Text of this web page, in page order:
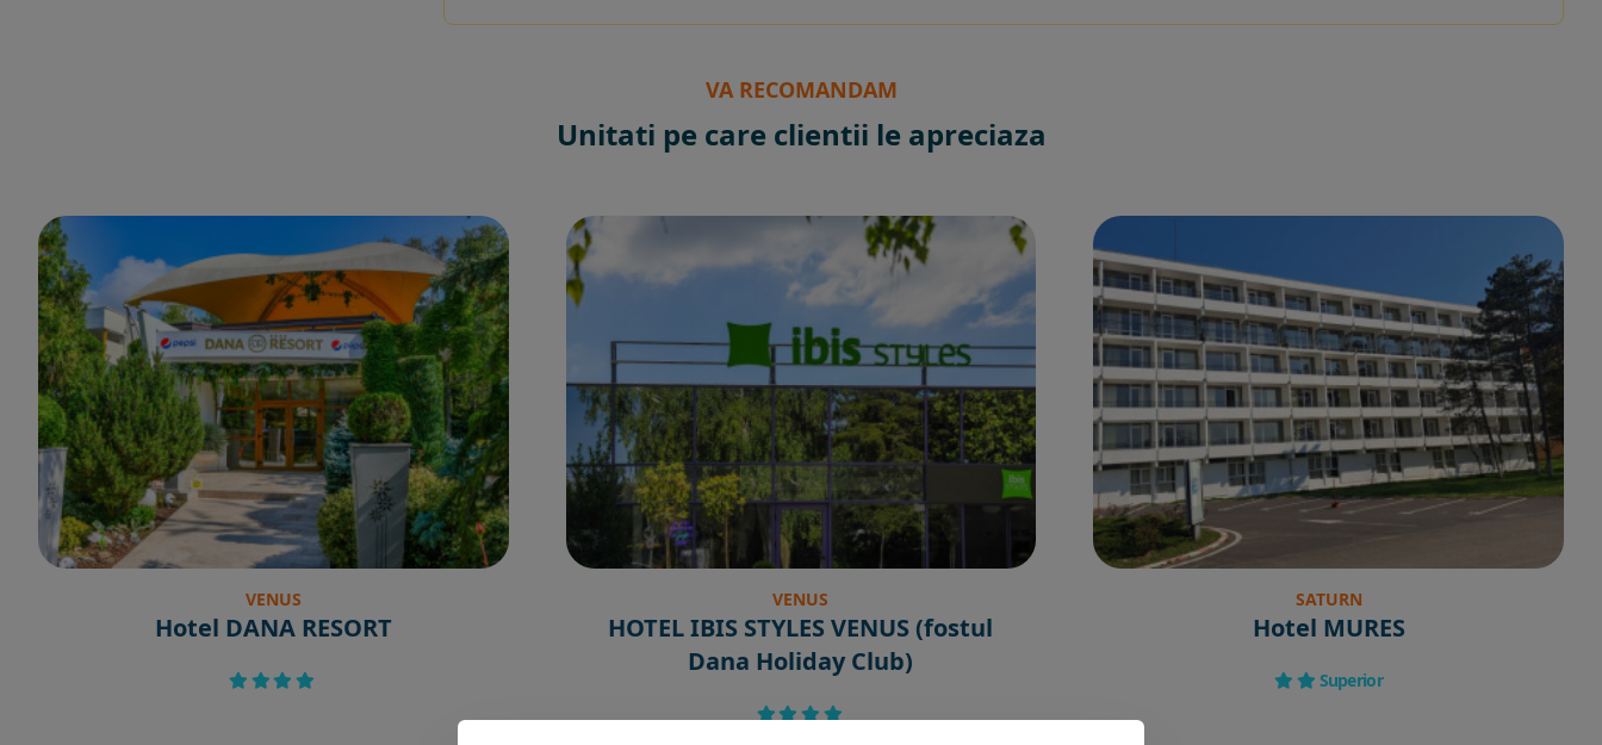
VA RECOMANDAM
Unitati pe care clientii le apreciaza
VENUS
Hotel DANA RESORT
VENUS
HOTEL IBIS STYLES VENUS (fostul
Dana Holiday Club)
SATURN
Hotel MURES
Superior